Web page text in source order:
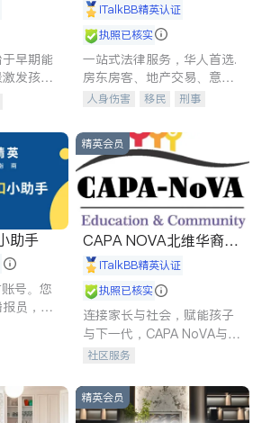
早期能
发孩子
理念：
功的基
iTalkBB精英认证
执照已核实
一站式法律服务，华人首选.
房东房客、地产交易、意外
伤害、车祸重伤、商业诉
建筑合同、刑事案件全包办
人身伤害 移民
刑事
信托/遗嘱
商业
索赔
律师-其它 保释
助手
号。您
员，精
精英会员
CAPA NOVA北维华裔家
长会iTalkBB精英认证
执照已核实
连接家长与社会，赋能孩子
与下一代，CAPA NoVA与您
携手建设包容、公平、充满
社区服务
精英会员